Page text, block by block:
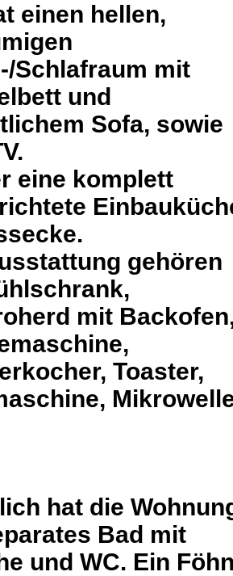
einen hellen,
Schlafraum mit
und
Sofa, sowie
eine komplett
gehören
mit
Toaster,
hat die
Bad mit
und WC. Ein